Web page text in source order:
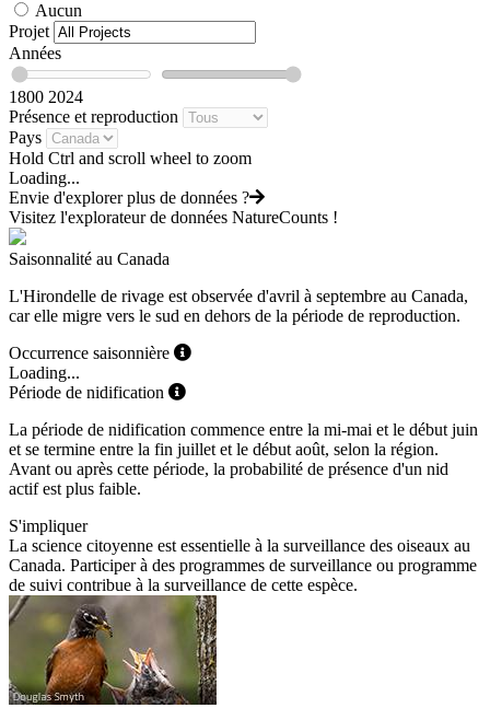
Aucun
Projet
Années
1800 2024
Présence et reproduction
Pays
Hold Ctrl and scroll wheel to zoom
Loading...
Envie d'explorer plus de données ?
Visitez l'explorateur de données NatureCounts !
Saisonnalité au Canada
L'Hirondelle de rivage est observée d'avril à septembre au Canada,
car elle migre vers le sud en dehors de la période de reproduction.
Occurrence saisonnière
Loading...
Période de nidification
La période de nidification commence entre la mi-mai et le début juin
et se termine entre la fin juillet et le début août, selon la région.
Avant ou après cette période, la probabilité de présence d'un nid
actif est plus faible.
S'impliquer
La science citoyenne est essentielle à la surveillance des oiseaux au
Canada. Participer à des programmes de surveillance ou programme
de suivi contribue à la surveillance de cette espèce.